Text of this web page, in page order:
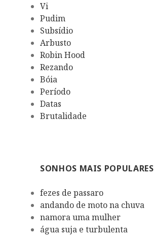
Vi
Pudim
Subsídio
Arbusto
Robin Hood
Rezando
Bóia
Período
Datas
Brutalidade
SONHOS MAIS POPULARES
fezes de passaro
andando de moto na chuva
namora uma mulher
água suja e turbulenta